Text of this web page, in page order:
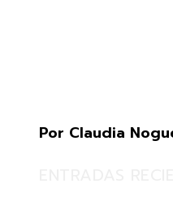
Por Claudia